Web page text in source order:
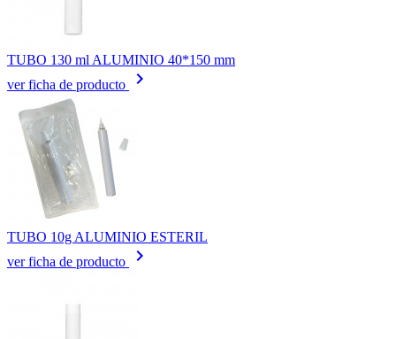
TUBO 130 ml ALUMINIO 40*150 mm
ver ficha de producto
keyboard_arrow_right
TUBO 10g ALUMINIO ESTERIL
ver ficha de producto
keyboard_arrow_right